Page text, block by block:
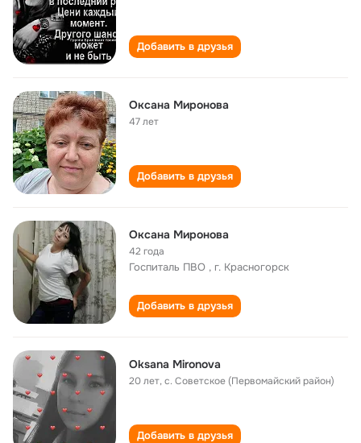
Добавить в друзья
Оксана Миронова
47 лет
Добавить в друзья
Оксана Миронова
42 года
Госпиталь ПВО , г. Красногорск
Добавить в друзья
Oksana Mironova
20 лет,с. Советское (Первомайский район)
Добавить в друзья